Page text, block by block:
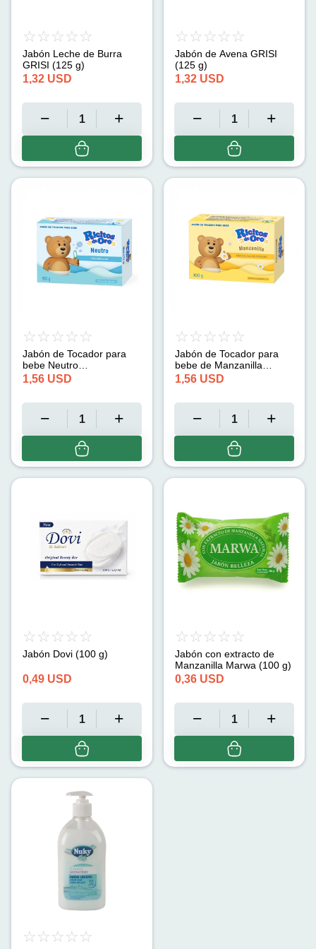
Jabón Leche de Burra
GRISI (125 g)
1,32 USD
Jabón de Avena GRISI
(125 g)
1,32 USD
Jabón de Tocador para
bebe Neutro
Hipoalergénico (90g)
1,56 USD
Jabón de Tocador para
bebe de Manzanilla
Hipoalergénico (100g)
1,56 USD
Jabón Dovi (100 g)
0,49 USD
Jabón con extracto de
Manzanilla Marwa (100 g)
0,36 USD